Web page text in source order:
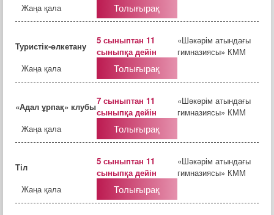
Жаңа қала
Толығырақ
Туристік-өлкетану
5 сыныптан 11
сыныпқа дейін
«Шәкәрім атындағы
гимназиясы» КММ
Жаңа қала
Толығырақ
«Адал ұрпақ» клубы7 сыныптан 11
сыныпқа дейін
«Шәкәрім атындағы
гимназиясы» КММ
Жаңа қала
Толығырақ
Тіл
5 сыныптан 11
сыныпқа дейін
«Шәкәрім атындағы
гимназиясы» КММ
Жаңа қала
Толығырақ